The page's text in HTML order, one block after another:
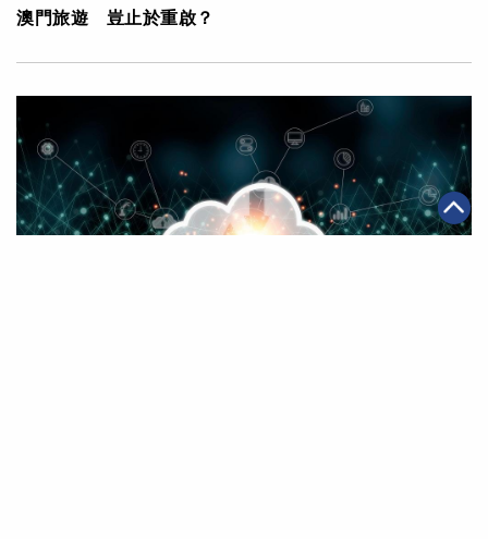
澳門旅遊 豈止於重啟？